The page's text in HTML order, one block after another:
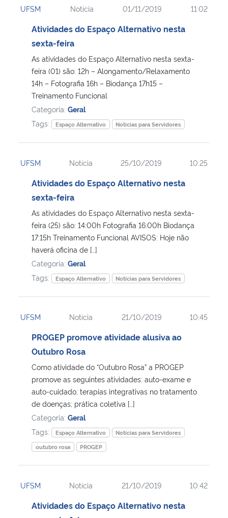
Ministério da Cidadania
Ministério de Minas e Energia
Ministério da Ciência, Tecnologia, Inovações e Comunicações
Ministério do Meio Ambiente
Ministério do Turismo
Controladoria-Geral da União
Ministério da Mulher, da Família e dos Direitos Humanos
Secretaria-Geral
Secretaria de Governo
Advocacia-Geral da União
UFSM Notícia 01/11/2019 11:02
Atividades do Espaço Alternativo nesta
sexta-feira
As atividades do Espaço Alternativo nesta sexta-
feira (01) são: 12h – Alongamento/Relaxamento
14h – Fotografia 16h – Biodança 17h15 –
Treinamento Funcional
Categoria: Geral
Tags:
Espaço Alternativo Notícias para Servidores
UFSM Notícia 25/10/2019 10:25
Atividades do Espaço Alternativo nesta
sexta-feira
As atividades do Espaço Alternativo nesta sexta-
feira (25) são: 14:00h Fotografia 16:00h Biodança
17:15h Treinamento Funcional AVISOS: Hoje não
haverá oficina de […]
Categoria: Geral
Tags:
Espaço Alternativo Notícias para Servidores
UFSM Notícia 21/10/2019 10:45
PROGEP promove atividade alusiva ao
Outubro Rosa
Como atividade do “Outubro Rosa” a PROGEP
promove as seguintes atividades: auto-exame e
auto-cuidado; terapias integrativas no tratamento
de doenças; prática coletiva […]
Categoria: Geral
Tags:
Espaço Alternativo
Notícias para Servidores
outubro rosa
PROGEP
UFSM Notícia 21/10/2019 10:42
Atividades do Espaço Alternativo nesta